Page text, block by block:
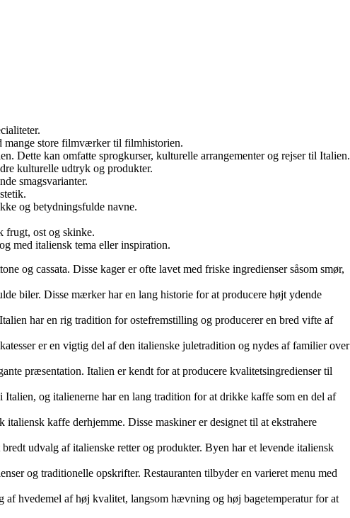
mange store filmværker til filmhistorien.
Dette kan omfatte sprogkurser, kulturelle arrangementer og rejser til Italien.
kulturelle udtryk og produkter.
smagsvarianter.
og betydningsfulde navne.
frugt, ost og skinke.
med italiensk tema eller inspiration.
og cassata. Disse kager er ofte lavet med friske ingredienser såsom smør,
biler. Disse mærker har en lang historie for at producere højt ydende
har en rig tradition for ostefremstilling og producerer en bred vifte af
er en vigtig del af den italienske juletradition og nydes af familier over
præsentation. Italien er kendt for at producere kvalitetsingredienser til
og italienerne har en lang tradition for at drikke kaffe som en del af
kaffe derhjemme. Disse maskiner er designet til at ekstrahere
udvalg af italienske retter og produkter. Byen har et levende italiensk
og traditionelle opskrifter. Restauranten tilbyder en varieret menu med
hvedemel af høj kvalitet, langsom hævning og høj bagetemperatur for at